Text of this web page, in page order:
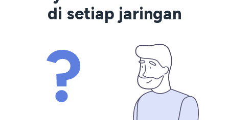
di setiap jaringan